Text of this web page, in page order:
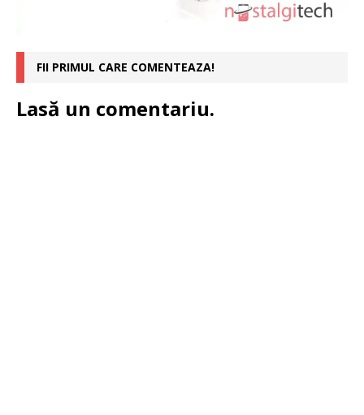
FII PRIMUL CARE COMENTEAZA!
Lasă un comentariu.